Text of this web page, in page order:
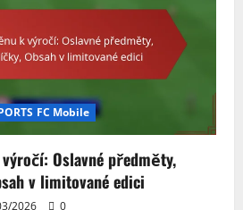
FC Mobile
Oslavné předměty,
v limitované edici
2026 0